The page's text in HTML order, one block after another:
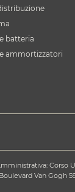
batteria
ammortizzatori
Corso
Van Gogh